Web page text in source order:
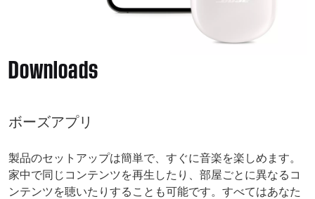
Downloads
ボーズアプリ
製品のセットアップは簡単で、すぐに音楽を楽しめます。
家中で同じコンテンツを再生したり、部屋ごとに異なるコ
ンテンツを聴いたりすることも可能です。すべてはあなた